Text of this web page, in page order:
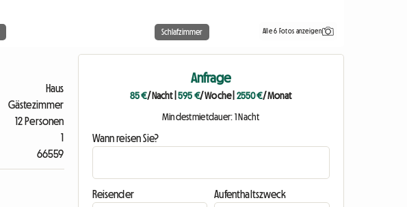
Schlafzimmer Alle 6 Fotos anzeigen
Haus
Gästezimmer
12 Personen
1
66559
Anfrage
85 €/ Nacht|595 €/ Woche| 2550 €/ Monat
Mindestmietdauer: 1 Nacht
Wann reisen Sie?
Reisender Aufenthaltszweck